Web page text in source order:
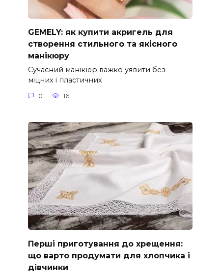
GEMELY: як купити акригель для
створення стильного та якісного
манікюру
Сучасний манікюр важко уявити без
міцних і пластичних
0 16
Перші приготування до хрещення:
що варто продумати для хлопчика і
дівчинки